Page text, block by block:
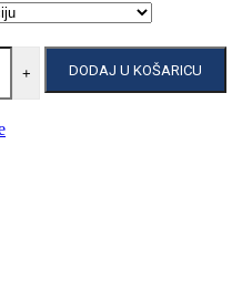
+ DODAJ U KOŠARICU